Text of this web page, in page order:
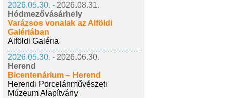
2026.05.30. - 2026.08.31.
Hódmezővásárhely
Varázsos vonalak az Alföldi
Galériában
Alföldi Galéria
2026.05.30. - 2026.06.30.
Herend
Bicentenárium – Herend
Herendi Porcelánművészeti
Múzeum Alapítvány